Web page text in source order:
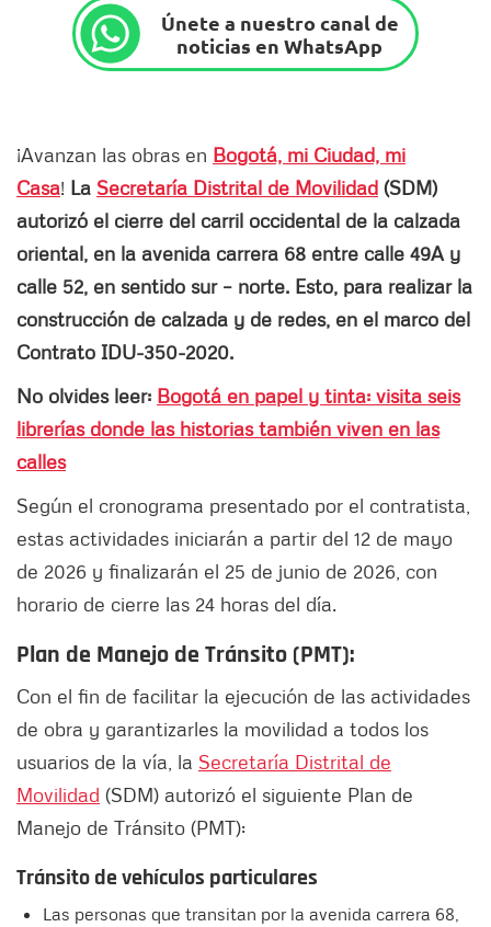
Únete a nuestro canal de
noticias en WhatsApp
¡Avanzan las obras en Bogotá, mi Ciudad, mi
Casa! La Secretaría Distrital de Movilidad (SDM)
autorizó el cierre del carril occidental de la calzada
oriental, en la avenida carrera 68 entre calle 49A y
calle 52, en sentido sur – norte. Esto, para realizar la
construcción de calzada y de redes, en el marco del
Contrato IDU-350-2020.
No olvides leer: Bogotá en papel y tinta: visita seis
librerías donde las historias también viven en las
calles
Según el cronograma presentado por el contratista,
estas actividades iniciarán a partir del 12 de mayo
de 2026 y finalizarán el 25 de junio de 2026, con
horario de cierre las 24 horas del día.
Plan de Manejo de Tránsito (PMT):
Con el fin de facilitar la ejecución de las actividades
de obra y garantizarles la movilidad a todos los
usuarios de la vía, la Secretaría Distrital de
Movilidad (SDM) autorizó el siguiente Plan de
Manejo de Tránsito (PMT):
Tránsito de vehículos particulares
Las personas que transitan por la avenida carrera 68,